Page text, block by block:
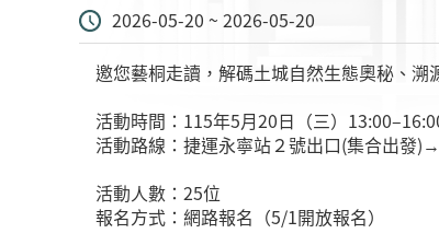
2026-05-20 ~ 2026-05-20
邀您藝桐走讀，解碼土城自然生態奧秘、
活動時間：115年5月20日（三）
活動路線：捷運永寧站２號出口(集合出
活動人數：25位
報名方式：網路報名（5/1開放報名）